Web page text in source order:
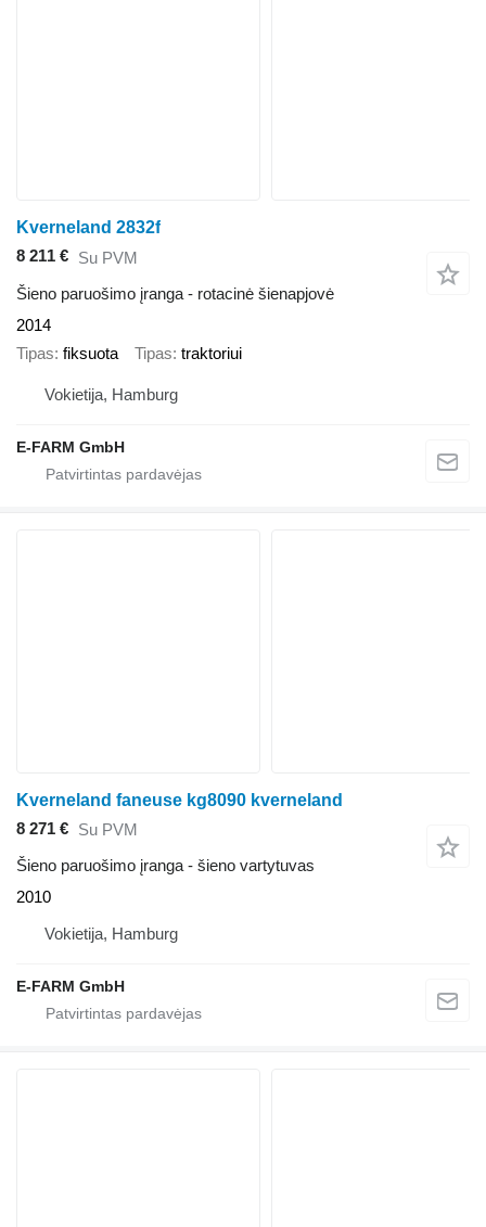
Kverneland 2832f
8 211 € Su PVM
Šieno paruošimo įranga - rotacinė šienapjovė
2014
Tipas fiksuota Tipas traktoriui
Vokietija, Hamburg
E-FARM GmbH
Kverneland faneuse kg8090 kverneland
8 271 € Su PVM
Šieno paruošimo įranga - šieno vartytuvas
2010
Vokietija, Hamburg
E-FARM GmbH